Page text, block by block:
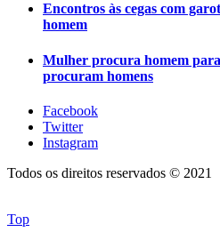
Encontros às cegas com
homem
Mulher procura homem
procuram homens
Facebook
Twitter
Instagram
Todos os direitos reservados © 2021
Top